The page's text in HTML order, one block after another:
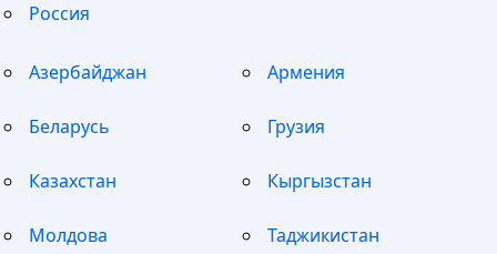
Россия
Азербайджан Армения
Беларусь Грузия
Казахстан Кыргызстан
Молдова Таджикистан